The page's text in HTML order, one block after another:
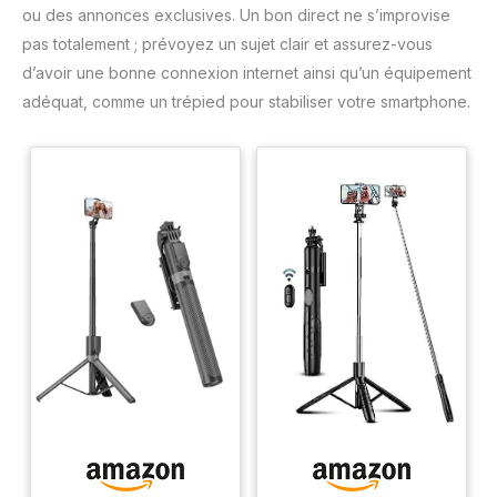
ou des annonces exclusives. Un bon direct ne s’improvise
pas totalement ; prévoyez un sujet clair et assurez-vous
d’avoir une bonne connexion internet ainsi qu’un équipement
adéquat, comme un trépied pour stabiliser votre smartphone.